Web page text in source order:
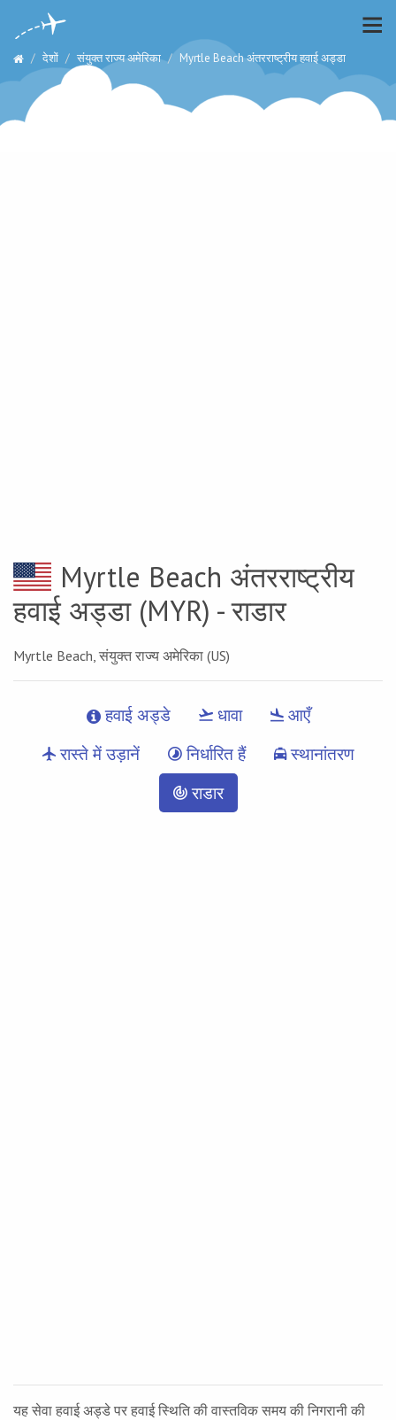
देशों संयुक्त राज्य अमेरिका Myrtle Beach अंतरराष्ट्रीय हवाई अड्डा
Myrtle Beach अंतरराष्ट्रीय
हवाई अड्डा(MYR) - राडार
Myrtle Beach, संयुक्त राज्य अमेरिका (US)
हवाई अड्डे धावा
आएँ
रास्ते में उड़ानें
निर्धारित हैं
स्थानांतरण
राडार
यह सेवा हवाई अड्डे पर हवाई स्थिति की वास्तविक समय की निगरानी की